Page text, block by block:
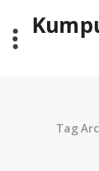
content
Tag